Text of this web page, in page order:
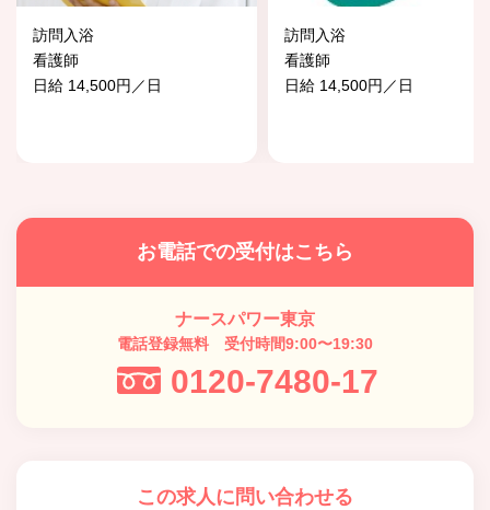
訪問入浴
看護師
日給 14,500円／日
訪問入浴
看護師
日給 14,500円／日
お電話での受付はこちら
ナースパワー東京
電話登録無料 受付時間9:00〜19:30
0120-7480-17
この求人に問い合わせる